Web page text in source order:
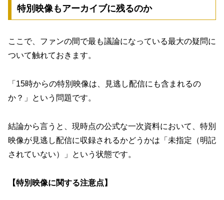
特別映像もアーカイブに残るのか
ここで、ファンの間で最も議論になっている最大の疑問に
ついて触れておきます。
「15時からの特別映像は、見逃し配信にも含まれるの
か？」という問題です。
結論から言うと、現時点の公式な一次資料において、 特別
映像が見逃し配信に収録されるかどうかは「未指定（明記
されていない）」
という状態です。
【特別映像に関する注意点】